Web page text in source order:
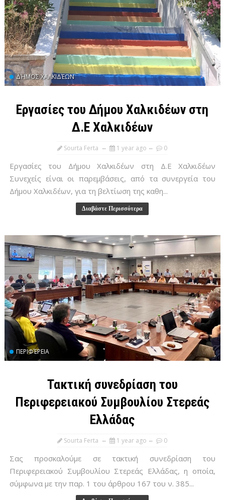
ΔΉΜΟΣ ΧΑΛΚΙΔΈΩΝ
Εργασίες του Δήμου Χαλκιδέων στη
Δ.Ε Χαλκιδέων
Sourta Ferta 1 year ago 0
Εργασίες του Δήμου Χαλκιδέων στη Δ.Ε Χαλκιδέων
Συνεχείς είναι οι παρεμβάσεις, από τα συνεργεία του
Δήμου Χαλκιδέων, για τη βελτίωση της καθη...
Διαβάστε Περισσότερα
ΠΕΡΙΦΈΡΕΙΑ
Τακτική συνεδρίαση του
Περιφερειακού Συμβουλίου Στερεάς
Ελλάδας
Sourta Ferta 1 year ago 0
Σας προσκαλούμε σε τακτική συνεδρίαση του
Περιφερειακού Συμβουλίου Στερεάς Ελλάδας, η οποία,
σύμφωνα με την παρ. 1 του άρθρου 167 του ν. 385...